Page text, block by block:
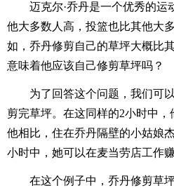
迈克尔·乔丹是一个优秀的
他大多数人高，投篮也比其他大
如，乔丹修剪自己的草坪大概比
意味着他应该自己修剪草坪吗？
为了回答这个问题，我们可
剪完草坪。在这同样的2小时中
他相比，住在乔丹隔壁的小姑娘
小时中，她可以在麦当劳店工作赚
在这个例子中，乔丹修剪草